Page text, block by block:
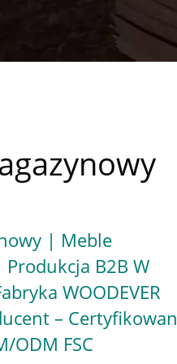
| Meble
B2B W
WOODEVER
–
ODM FSC